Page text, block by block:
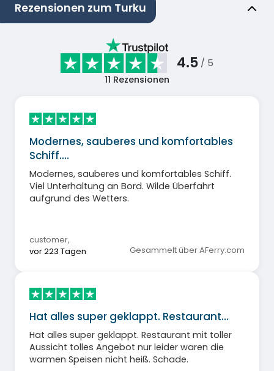
Rezensionen zum Turku
4.5 / 5
11 Rezensionen
Modernes, sauberes und komfortables
Schiff.…
Modernes, sauberes und komfortables Schiff.
Viel Unterhaltung an Bord. Wilde Überfahrt
aufgrund des Wetters.
customer,
vor 223 Tagen
Gesammelt über AFerry.com
Hat alles super geklappt. Restaurant…
Hat alles super geklappt. Restaurant mit toller
Aussicht tolles Angebot nur leider waren die
warmen Speisen nicht heiß. Schade.